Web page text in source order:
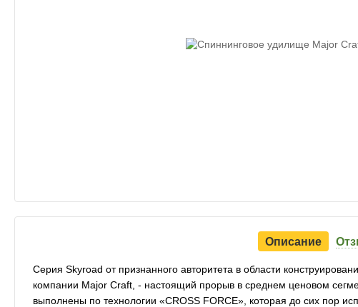
Описание
Серия Skyroad от признанного авторитета в области
компании Major Craft, - настоящий прорыв в среднем ценовом
выполнены по технологии «CROSS FORCE», которая до сих пор